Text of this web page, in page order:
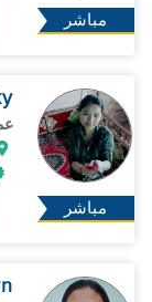
مباشر
مباشر